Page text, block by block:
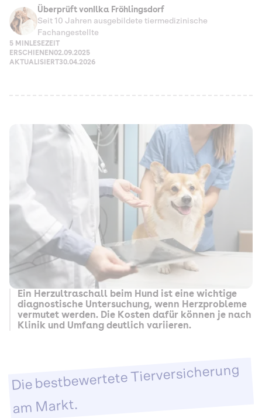
Überprüft von Ilka Fröhlingsdorf
Seit 10 Jahren ausgebildete tiermedizinische
Fachangestellte
5 MIN LESEZEIT
ERSCHIENEN02.09.2025
AKTUALISIERT30.04.2026
Ein Herzultraschall beim Hund ist eine wichtige
diagnostische Untersuchung, wenn Herzprobleme
vermutet werden. Die Kosten dafür können je nach
Klinik und Umfang deutlich variieren.
Die bestbewertete Tierversicherung
am Markt.